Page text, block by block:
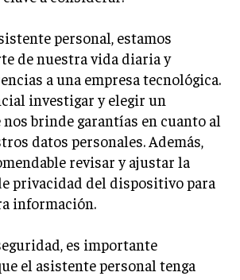
personal, estamos
de nuestra vida diaria y
a una empresa tecnológica.
investigar y elegir un
brinde garantías en cuanto al
datos personales. Además,
revisar y ajustar la
privacidad del dispositivo para
información.
es importante
el asistente personal tenga